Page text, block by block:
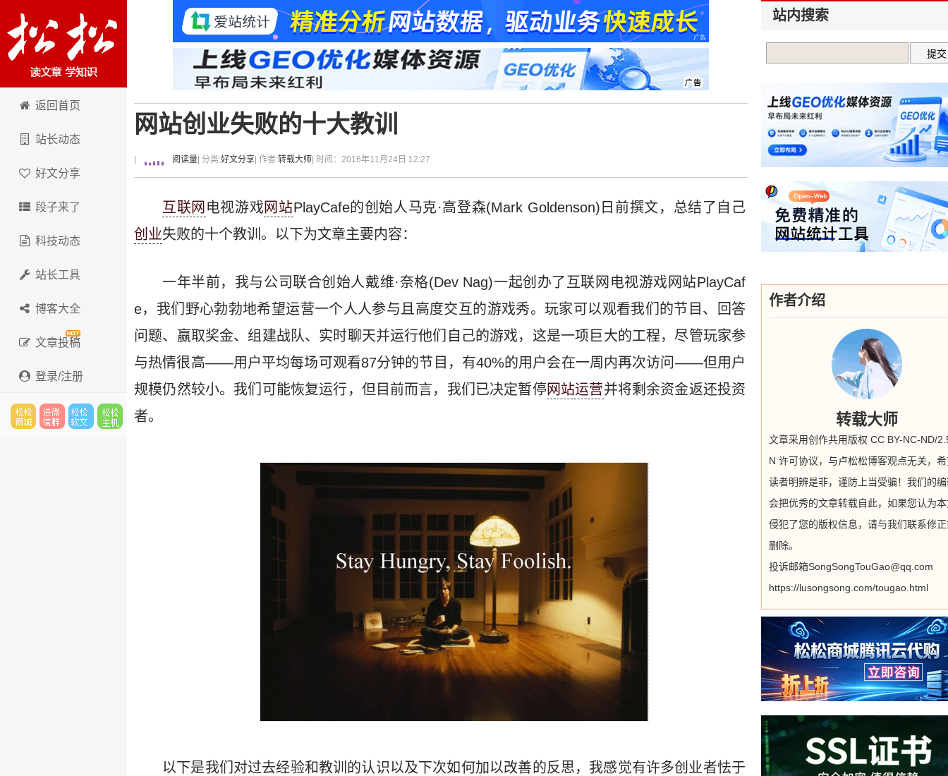
卢松松博客
返回首页
站长动态
好文分享
段子来了
科技动态
站长工具
博客大全
文章投稿
登录/注册
网站创业失败的十大教训
阅读量 | 分类:好文分享 | 作者:转载大师 | 时间：2016年11月24日 12:27
互联网 电视游戏网站PlayCafe的创始人马克·高登森(Mark Goldenson)日前撰文，总结了自己
创业失败的十个教训。以下为文章主要内容：
一年半前，我与公司联合创始人戴维·奈格(Dev Nag)一起创办了互联网电视游戏网站PlayCaf
e，我们野心勃勃地希望运营一个人人参与且高度交互的游戏秀。玩家可以观看我们的节目、回答
问题、赢取奖金、组建战队、实时聊天并运行他们自己的游戏，这是一项巨大的工程，尽管玩家参
与热情很高——用户平均每场可观看87分钟的节目，有40%的用户会在一周内再次访问——但用户
规模仍然较小。我们可能恢复运行，但目前而言，我们已决定暂停网站运营并将剩余资金返还投资
者。
以下是我们对过去经验和教训的认识以及下次如何加以改善的反思，我感觉有许多创业者怯于
站内搜索
作者介绍
转载大师
文章采用创作共用版权 CC BY-NC-ND/
N 许可协议，与卢松松博客观点无关，
读者明辨是非，谨防上当受骗！我们的
会把优秀的文章转载自此，如果您认为
侵犯了您的版权信息，请与我们联系修
删除。
投诉邮箱SongSongTouGao@qq.com
https://lusongsong.com/tougao.html